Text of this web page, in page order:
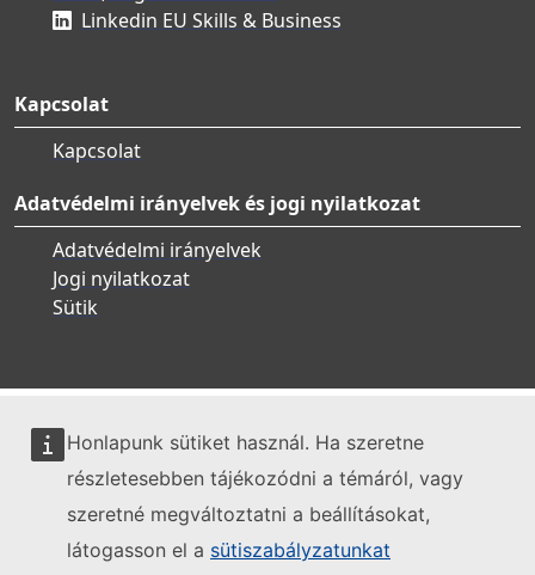
Honlapunk sütiket használ. Ha szeretne
részletesebben tájékozódni a témáról, vagy
szeretné megváltoztatni a beállításokat,
látogasson el a sütiszabályzatunkat
Linkedin EU Skills & Business
Kapcsolat
Kapcsolat
Adatvédelmi irányelvek és jogi nyilatkozat
Adatvédelmi irányelvek
Jogi nyilatkozat
Sütik